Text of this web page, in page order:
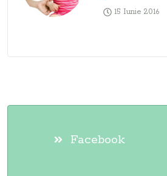
15 Iunie 2016
Facebook